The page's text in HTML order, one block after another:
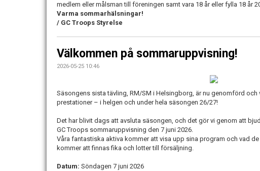
medlem eller målsman till föreningen samt vara 18 år eller fylla 18 år
Varma sommarhälsningar!
/ GC Troops Styrelse
Välkommen på sommaruppvisning!
2026-05-25 10:46
Säsongens sista tävling, RM/SM i Helsingborg, är nu genomförd och
prestationer – i helgen och under hela säsongen 26/27!
Det har blivit dags att avsluta säsongen, och det gör vi genom att
GC Troops sommaruppvisning den 7 juni 2026.
Våra fantastiska aktiva kommer att visa upp sina program och vad
kommer att finnas fika och lotter till försäljning.
Datum: Söndagen 7 juni 2026